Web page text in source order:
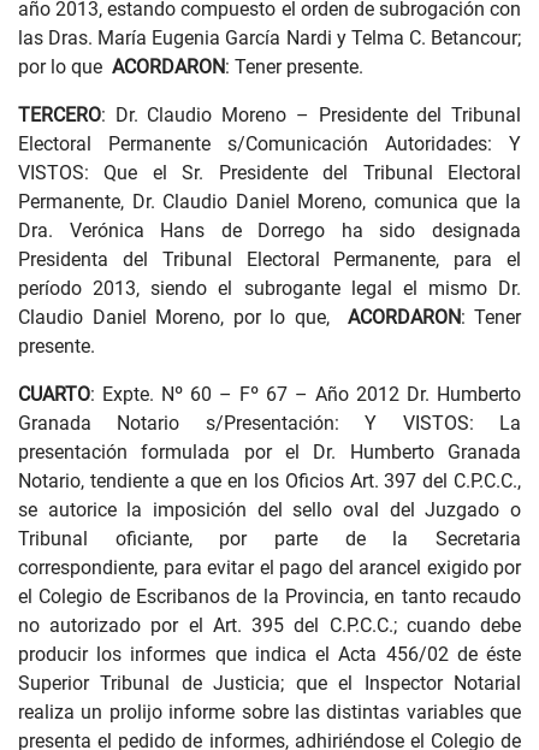
año 2013, estando compuesto el orden de subrogación con
las Dras. María Eugenia García Nardi y Telma C. Betancour;
por lo que ACORDARON: Tener presente.
TERCERO: Dr. Claudio Moreno – Presidente del Tribunal
Electoral Permanente s/Comunicación Autoridades: Y
VISTOS: Que el Sr. Presidente del Tribunal Electoral
Permanente, Dr. Claudio Daniel Moreno, comunica que la
Dra. Verónica Hans de Dorrego ha sido designada
Presidenta del Tribunal Electoral Permanente, para el
período 2013, siendo el subrogante legal el mismo Dr.
Claudio Daniel Moreno, por lo que, ACORDARON: Tener
presente.
CUARTO: Expte. Nº 60 – Fº 67 – Año 2012 Dr. Humberto
Granada Notario s/Presentación: Y VISTOS: La
presentación formulada por el Dr. Humberto Granada
Notario, tendiente a que en los Oficios Art. 397 del C.P.C.C.,
se autorice la imposición del sello oval del Juzgado o
Tribunal oficiante, por parte de la Secretaria
correspondiente, para evitar el pago del arancel exigido por
el Colegio de Escribanos de la Provincia, en tanto recaudo
no autorizado por el Art. 395 del C.P.C.C.; cuando debe
producir los informes que indica el Acta 456/02 de éste
Superior Tribunal de Justicia; que el Inspector Notarial
realiza un prolijo informe sobre las distintas variables que
presenta el pedido de informes, adhiriéndose el Colegio de